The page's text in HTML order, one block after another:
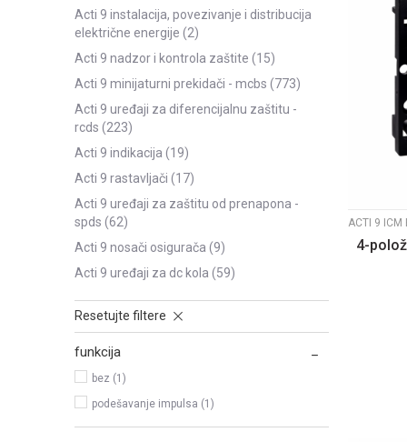
acti 9 instalacija, povezivanje i distribucija
električne energije (2)
acti 9 nadzor i kontrola zaštite (15)
acti 9 minijaturni prekidači - mcbs (773)
acti 9 uređaji za diferencijalnu zaštitu -
rcds (223)
acti 9 indikacija (19)
acti 9 rastavljači (17)
acti 9 uređaji za zaštitu od prenapona -
spds (62)
acti 9 nosači osigurača (9)
acti 9 uređaji za dc kola (59)
Resetujte filtere
funkcija
bez (1)
podešavanje impulsa (1)
4-